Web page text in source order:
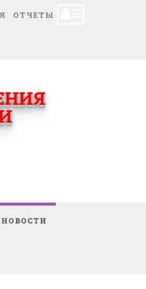
ОТЧЕТЫ
НОВОСТИ